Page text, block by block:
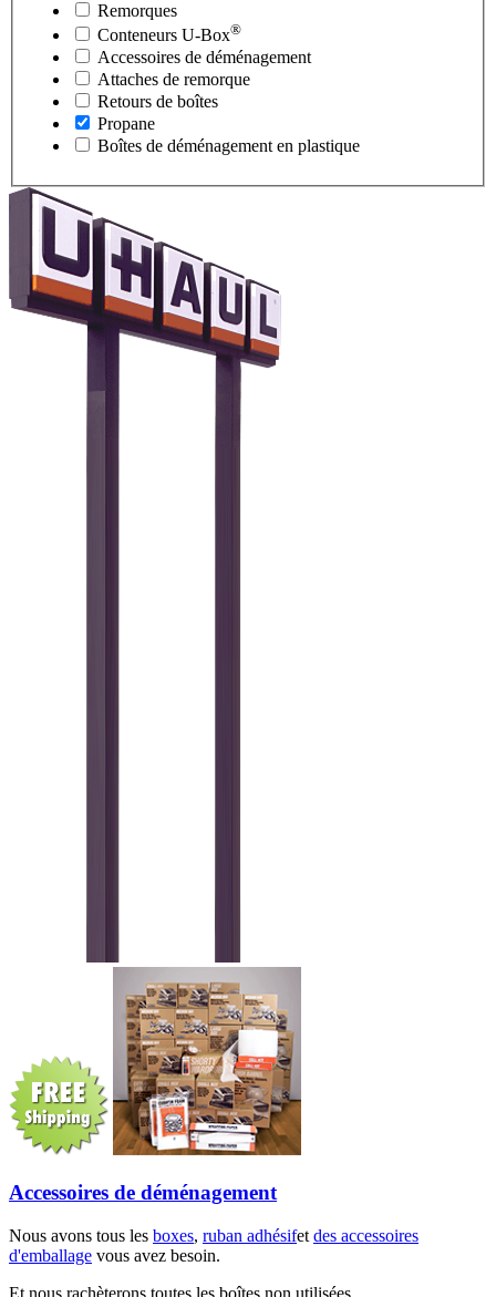
Remorques
Conteneurs U-Box®
Accessoires de déménagement
Attaches de remorque
Retours de boîtes
Propane
Boîtes de déménagement en plastique
Accessoires de déménagement
Nous avons tous les boxes, ruban adhésifet des accessoires
d'emballage vous avez besoin.
Et nous rachèterons toutes les boîtes non utilisées.